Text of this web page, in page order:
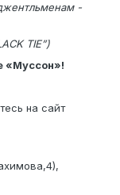
-
TIE”)
«Муссон»!
на сайт